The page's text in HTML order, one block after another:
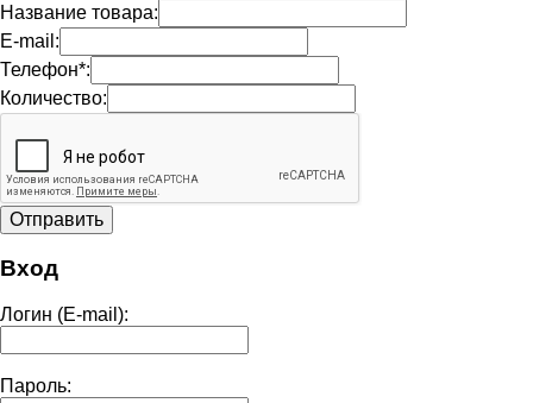
Название товара:
E-mail:
Телефон*:
Количество:
Вход
Логин (E-mail):
Пароль: